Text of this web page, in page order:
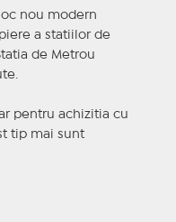
nou modern
a statiilor de
de Metrou
pentru achizitia cu
tip mai sunt